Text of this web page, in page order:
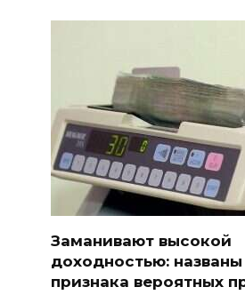
Заманивают высокой
доходностью:
признака вероятных